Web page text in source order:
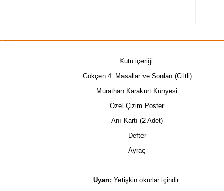
Kutu içeriği:
Gökçen 4: Masallar ve Sonları (Ciltli)
Murathan Karakurt Künyesi
Özel Çizim Poster
Anı Kartı (2 Adet)
Defter
Ayraç
Uyarı: Yetişkin okurlar içindir.